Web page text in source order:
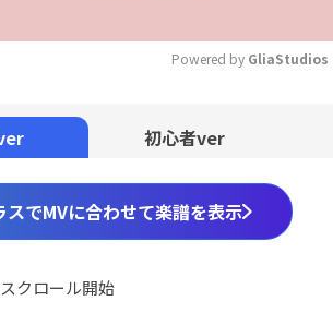
Powered by GliaStudios
初心者ver
スでMVに合わせて楽譜を表示
クロール開始